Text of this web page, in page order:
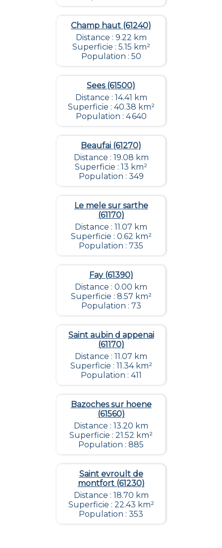
Champ haut (61240)
Distance : 9.22 km
Superficie : 5.15 km²
Population : 50
Sees (61500)
Distance : 14.41 km
Superficie : 40.38 km²
Population : 4 640
Beaufai (61270)
Distance : 19.08 km
Superficie : 13 km²
Population : 349
Le mele sur sarthe
(61170)
Distance : 11.07 km
Superficie : 0.62 km²
Population : 735
Fay (61390)
Distance : 0.00 km
Superficie : 8.57 km²
Population : 73
Saint aubin d appenai
(61170)
Distance : 11.07 km
Superficie : 11.34 km²
Population : 411
Bazoches sur hoene
(61560)
Distance : 13.20 km
Superficie : 21.52 km²
Population : 885
Saint evroult de
montfort (61230)
Distance : 18.70 km
Superficie : 22.43 km²
Population : 353